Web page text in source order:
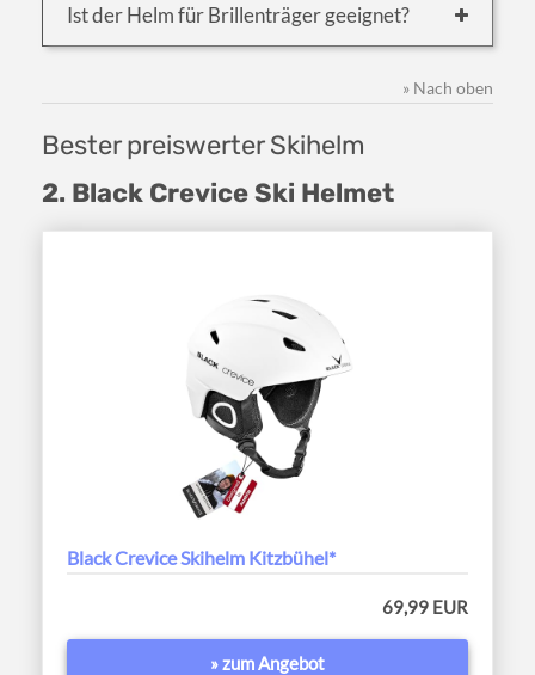
Ist der Helm für Brillenträger geeignet?
» Nach oben
Bester preiswerter Skihelm
2. Black Crevice Ski Helmet
Black Crevice Skihelm Kitzbühel*
69,99 EUR
» zum Angebot